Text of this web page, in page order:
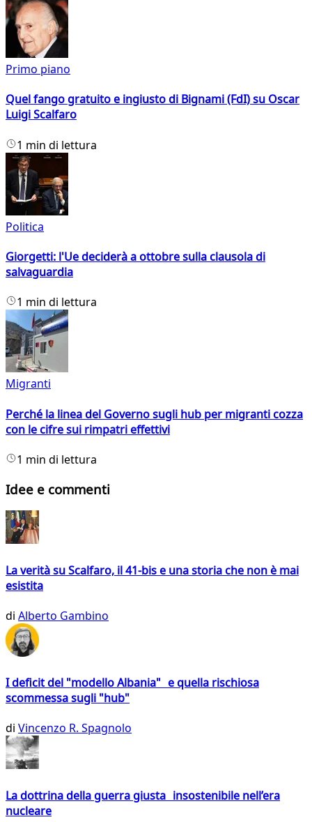
Primo piano
Quel fango gratuito e ingiusto di Bignami (FdI) su Oscar
Luigi Scalfaro
1 min di lettura
Politica
Giorgetti: l'Ue deciderà a ottobre sulla clausola di
salvaguardia
1 min di lettura
Migranti
Perché la linea del Governo sugli hub per migranti cozza
con le cifre sui rimpatri effettivi
1 min di lettura
Idee e commenti
La verità su Scalfaro, il 41-bis e una storia che non è mai
esistita
di Alberto Gambino
I deficit del "modello Albania" e quella rischiosa
scommessa sugli "hub"
di Vincenzo R. Spagnolo
La dottrina della guerra giusta insostenibile nell’era
nucleare